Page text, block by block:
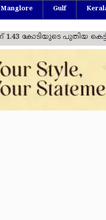
Manglore Gulf